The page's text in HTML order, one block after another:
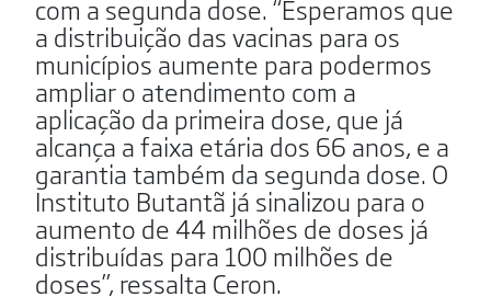
com a segunda dose. “Esperamos que
a distribuição das vacinas para os
municípios aumente para podermos
ampliar o atendimento com a
aplicação da primeira dose, que já
alcança a faixa etária dos 66 anos, e a
garantia também da segunda dose. O
Instituto Butantã já sinalizou para o
aumento de 44 milhões de doses já
distribuídas para 100 milhões de
doses”, ressalta Ceron.